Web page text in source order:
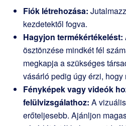
Fiók létrehozása:
kezdetektől fogva.
Hagyjon termékértékelést:
ösztönzése mindkét fél
megkapja a szükséges
vásárló pedig úgy érzi, hogy
Fényképek vagy videók
felülvizsgálathoz: A
erőteljesebb. Ajánljon